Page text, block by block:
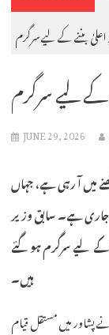
اعلیٰ بننے کے لیے سرگرم
کے لیے سرگرم
JUNE 29, 2026
میں آ رہی ہے، جہاں
جاری ہے۔ سابق وزیر
کے لیے سرگرم ہوگئے
ہیں۔
نے پشاور میں مستقل قیام